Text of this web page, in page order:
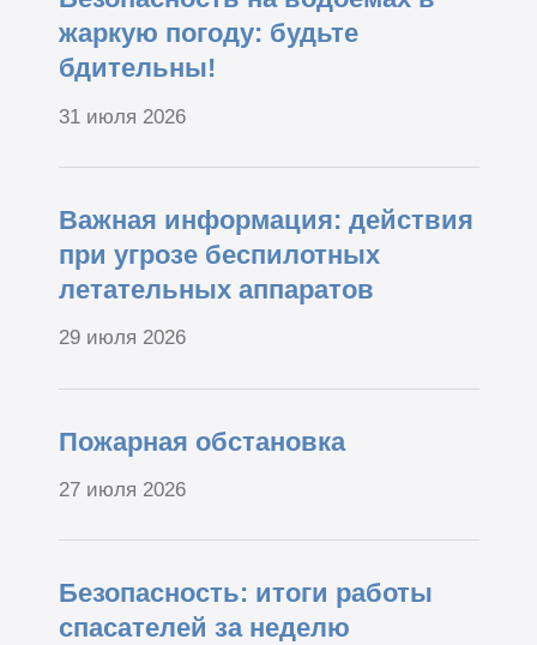
жаркую погоду: будьте
бдительны!
31 июля 2026
Важная информация: действия
при угрозе беспилотных
летательных аппаратов
29 июля 2026
Пожарная обстановка
27 июля 2026
Безопасность: итоги работы
спасателей за неделю